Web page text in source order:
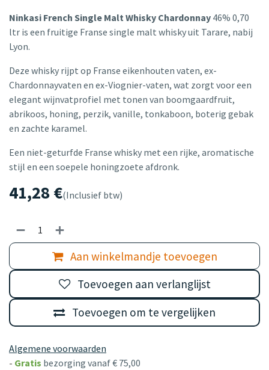
Ninkasi French Single Malt Whisky Chardonnay 46% 0,70
ltr is een fruitige Franse single malt whisky uit Tarare, nabij
Lyon.
Deze whisky rijpt op Franse eikenhouten vaten, ex-
Chardonnayvaten en ex-Viognier-vaten, wat zorgt voor een
elegant wijnvatprofiel met tonen van boomgaardfruit,
abrikoos, honing, perzik, vanille, tonkaboon, boterig gebak
en zachte karamel.
Een niet-geturfde Franse whisky met een rijke, aromatische
stijl en een soepele honingzoete afdronk.
41,28€(Inclusief btw)
Aan winkelmandje toevoegen
Toevoegen om te vergelijken
Toevoegen aan verlanglijst
Algemene voorwaarden
- Gratis bezorging vanaf € 75,00